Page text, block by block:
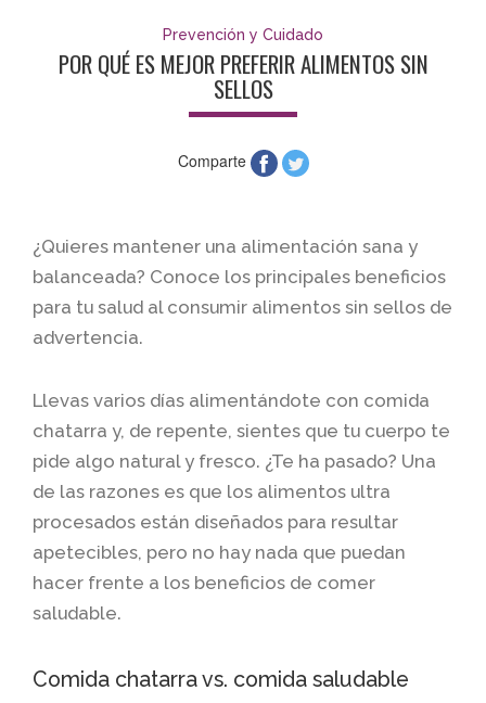
Prevención y Cuidado
POR QUÉ ES MEJOR PREFERIR ALIMENTOS SIN
SELLOS
Comparte
¿Quieres mantener una alimentación sana y
balanceada? Conoce los principales beneficios
para tu salud al consumir alimentos sin sellos de
advertencia.
Llevas varios días alimentándote con comida
chatarra y, de repente, sientes que tu cuerpo te
pide algo natural y fresco. ¿Te ha pasado? Una
de las razones es que los alimentos ultra
procesados están diseñados para resultar
apetecibles, pero no hay nada que puedan
hacer frente a los beneficios de comer
saludable.
Comida chatarra vs. comida saludable